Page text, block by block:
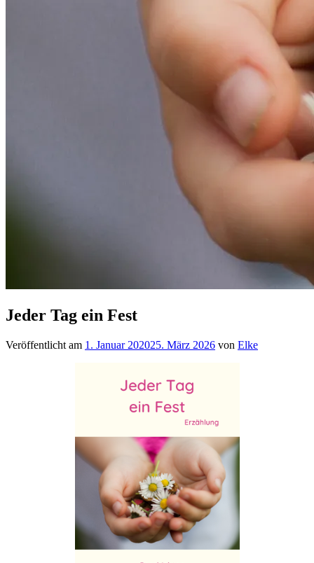
Jeder Tag ein Fest
Veröffentlicht am 1. Januar 202025. März 2026 von Elke